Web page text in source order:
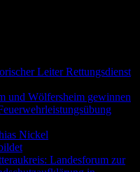
Leiter Rettungsdienst
und Wölfersheim gewinnen
Nickel
Landesforum zur